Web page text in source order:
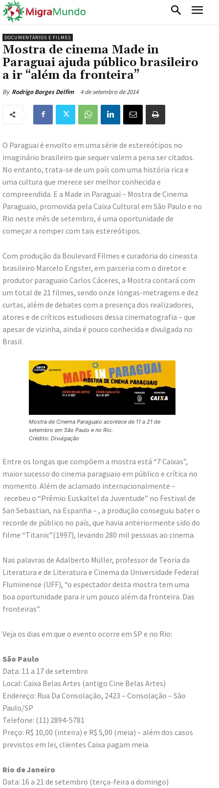
DOCUMENTÁRIOS E FILMES
Mostra de cinema Made in
Paraguai ajuda público brasileiro
a ir “além da fronteira”
By Rodrigo Borges Delfim 4 de setembro de 2014
O Paraguai é envolto em uma série de estereótipos no
imaginário brasileiro que sequer valem a pena ser citados.
No entanto, trata-se de um país com uma história rica e
uma cultura que merece ser melhor conhecida e
compreendida. E a Made in Paraguai – Mostra de Cinema
Paraguaio, promovida pela Caixa Cultural em São Paulo e no
Rio neste mês de setembro, é uma oportunidade de
começar a romper com tais estereótipos.
Com produção da Boulevard Filmes e curadoria do cineasta
brasileiro Marcelo Engster, em parceria com o diretor e
produtor paraguaio Carlos Cáceres, a Mostra contará com
um total de 21 filmes, sendo onze longas-metragens e dez
curtas, além de debates com a presença dos realizadores,
atores e de críticos estudiosos dessa cinematografia – que
apesar de vizinha, ainda é pouco conhecida e divulgada no
Brasil.
Mostra de Cinema Paraguaio acontece de 11 a 21 de
setembro em São Paulo e no Rio.
Crédito: Divulgação
Entre os longas que compõem a mostra está “7 Caixas”,
maior sucesso do cinema paraguaio em público e crítica no
momento. Além de aclamado internacionalmente –
recebeu o “Prêmio Euskaltel da Juventude” no Festival de
San Sebastian, na Espanha – , a produção conseguiu bater o
recorde de público no país, que havia anteriormente sido do
filme “Titanic”(1997), levando 280 mil pessoas ao cinema.
Nas palavras de Adalberto Müller, professor de Teoria da
Literatura e de Literatura e Cinema da Universidade Federal
Fluminense (UFF), “o espectador desta mostra tem uma
boa oportunidade para ir um pouco além da fronteira. Das
fronteiras”.
Veja os dias em que o evento ocorre em SP e no Rio:
São Paulo
Data: 11 a 17 de setembro
Local: Caixa Belas Artes (antigo Cine Belas Artes)
Endereço: Rua Da Consolação, 2423 – Consolação – São
Paulo/SP
Telefone: (11) 2894-5781
Preço: R$ 10,00 (inteira) e R$ 5,00 (meia) – além dos casos
previstos em lei, clientes Caixa pagam meia.
Rio de Janeiro
Data: 16 a 21 de setembro (terça-feira a domingo)